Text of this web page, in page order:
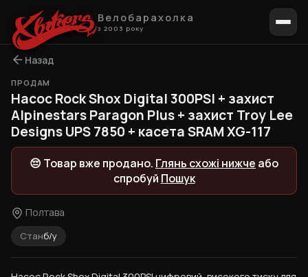
Велобарахолка
з 2003 року
Назад
ПРОДАМ
Насос Rock Shox Digital 300PSI + захист
Alpinestars Paragon Plus + захист Troy Lee
Designs UPS 7850 + касета SRAM XG-117
😔 Товар вже продано. Глянь схожі нижче або
спробуй Пошук
Полтава
Станб/у